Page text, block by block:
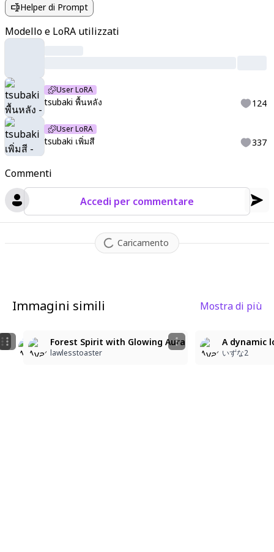
Commenti
Accedi per commentare
Caricamento
Helper di Prompt
Modello e LoRA utilizzati
User LoRA
tsubaki พื้นหลัง 124
User LoRA
tsubaki เพิ่มสี 337
Immagini simili Mostra di più
A full body shot from a low-angle view depicts a
いずな2-4
A full body shot from a low-angle view depicts a
いずな2-4
Forest Spirit with Glowing Aura
lawlesstoaster
A dynamic
いずな2